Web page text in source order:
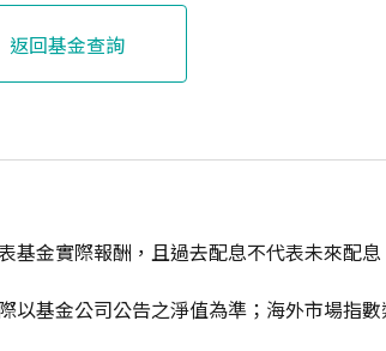
返回基金查詢
金實際報酬，且過去配息不代表未來配
基金公司公告之淨值為準；海外市場指